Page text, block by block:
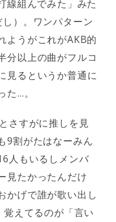
線組んでみた」みた
）。ワンパターン
ようがこれがAKB的
分以上の曲がフルコ
見るというか普通に
た…。
さすがに推しを見
9割がたはなーみん
人もいるしメンバ
見たかったんだけ
かげで誰が歌い出し
えてるのが「言い